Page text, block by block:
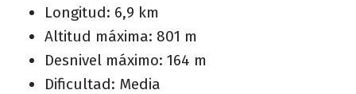
Longitud: 6,9 km
Altitud máxima: 801 m
Desnivel máximo: 164 m
Dificultad: Media